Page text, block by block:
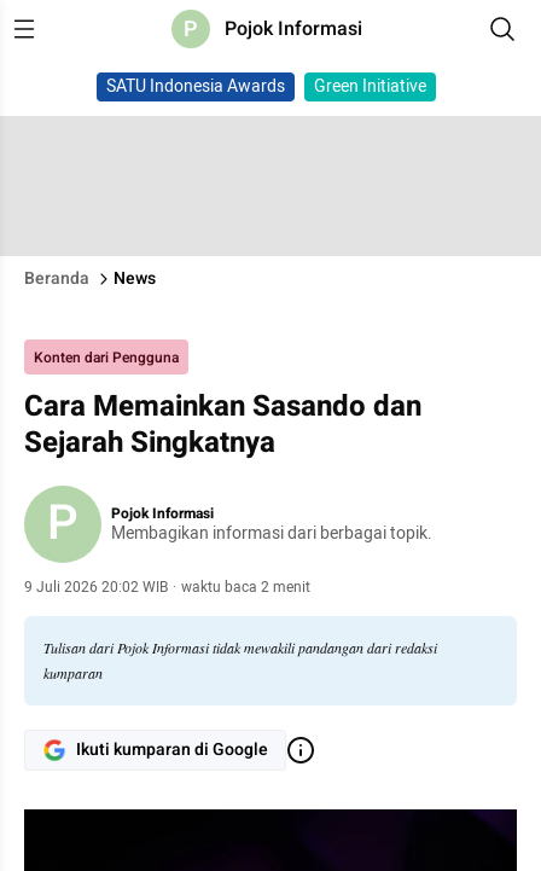
P Pojok Informasi
SATU Indonesia Awards Green Initiative
Beranda News
Konten dari Pengguna
Cara Memainkan Sasando dan
Sejarah Singkatnya
P Pojok Informasi
Membagikan informasi dari berbagai topik.
9 Juli 2026 20:02 WIB · waktu baca 2 menit
Tulisan dari Pojok Informasi tidak mewakili pandangan dari redaksi
kumparan
Ikuti kumparan di Google